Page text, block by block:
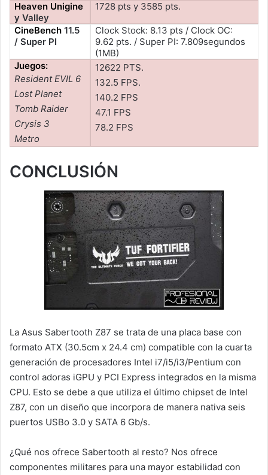
Heaven Unigine
y Valley
1728 pts y 3585 pts.
CineBench 11.5
/ Super PI
Clock Stock: 8.13 pts / Clock OC:
9.62 pts. / Super PI: 7.809segundos
(1MB)
Juegos:
Resident EVIL 6
Lost Planet
Tomb Raider
Crysis 3
Metro
12622 PTS.
132.5 FPS.
140.2 FPS
47.1 FPS
78.2 FPS
CONCLUSIÓN
La Asus Sabertooth Z87 se trata de una placa base con
formato ATX (30.5cm x 24.4 cm) compatible con la cuarta
generación de procesadores Intel i7/i5/i3/Pentium con
control adoras iGPU y PCI Express integrados en la misma
CPU. Esto se debe a que utiliza el último chipset de Intel
Z87, con un diseño que incorpora de manera nativa seis
puertos USBo 3.0 y SATA 6 Gb/s.
¿Qué nos ofrece Sabertooth al resto? Nos ofrece
componentes militares para una mayor estabilidad con